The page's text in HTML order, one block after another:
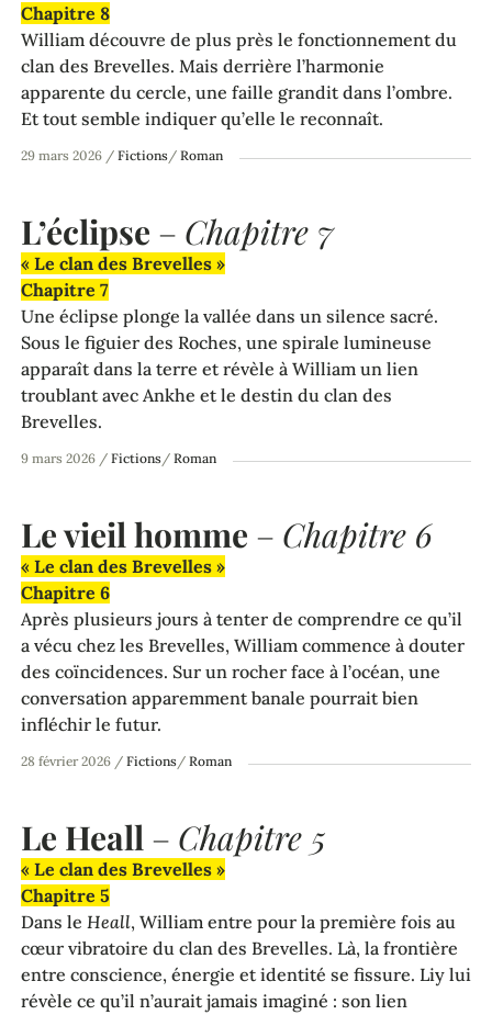
29 mars 2026 / Fictions/ Roman
Chapitre 8
William découvre de plus près le fonctionnement du
clan des Brevelles. Mais derrière l’harmonie
apparente du cercle, une faille grandit dans l’ombre.
Et tout semble indiquer qu’elle le reconnaît.
L’éclipse – Chapitre 7
9 mars 2026 / Fictions/ Roman
« Le clan des Brevelles »
Chapitre 7
Une éclipse plonge la vallée dans un silence sacré.
Sous le figuier des Roches, une spirale lumineuse
apparaît dans la terre et révèle à William un lien
troublant avec Ankhe et le destin du clan des
Brevelles.
Le vieil homme – Chapitre 6
28 février 2026 / Fictions/ Roman
« Le clan des Brevelles »
Chapitre 6
Après plusieurs jours à tenter de comprendre ce qu’il
a vécu chez les Brevelles, William commence à douter
des coïncidences. Sur un rocher face à l’océan, une
conversation apparemment banale pourrait bien
infléchir le futur.
Le Heall – Chapitre 5
« Le clan des Brevelles »
Chapitre 5
Dans le Heall, William entre pour la première fois au
cœur vibratoire du clan des Brevelles. Là, la frontière
entre conscience, énergie et identité se fissure. Liy lui
révèle ce qu’il n’aurait jamais imaginé : son lien